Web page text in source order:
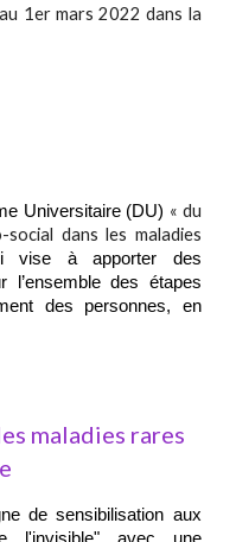
1er mars 2022 dans la
Universitaire (DU) « du
social dans les maladies
vise à apporter des
l’ensemble des étapes
des personnes, en
maladies rares
de sensibilisation aux